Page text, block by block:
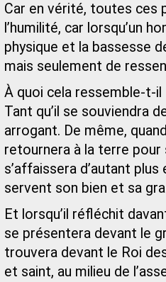
Car en vérité, toutes ces
l’humilité, car lorsqu’un
physique et la bassesse
mais seulement de
À quoi cela ressemble-t-il
Tant qu’il se souviendra
arrogant. De même,
retournera à la terre
s’affaissera d’autant
servent son bien et sa
Et lorsqu’il réfléchit
se présentera devant le
trouvera devant le Roi
et saint, au milieu de